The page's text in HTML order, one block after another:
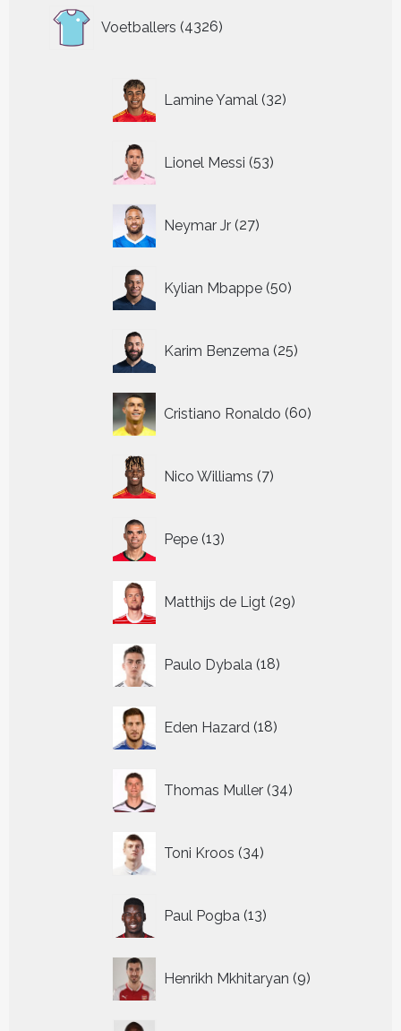
Voetballers 4326
producten
Lamine Yamal 32
producten
Lionel Messi 53
producten
Neymar Jr 27
producten
Kylian Mbappe 50
producten
Karim Benzema 25
producten
Cristiano Ronaldo 60
producten
Nico Williams 7
producten
Pepe 13
producten
Matthijs de Ligt 29
producten
Paulo Dybala 18
producten
Eden Hazard 18
producten
Thomas Muller 34
producten
Toni Kroos 34
producten
Paul Pogba 13
producten
Henrikh Mkhitaryan 9
producten